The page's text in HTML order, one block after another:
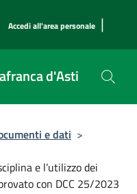
Accedi all'area personale |
d'Asti
e dati >
e l’utilizzo dei
con DCC 25/2023